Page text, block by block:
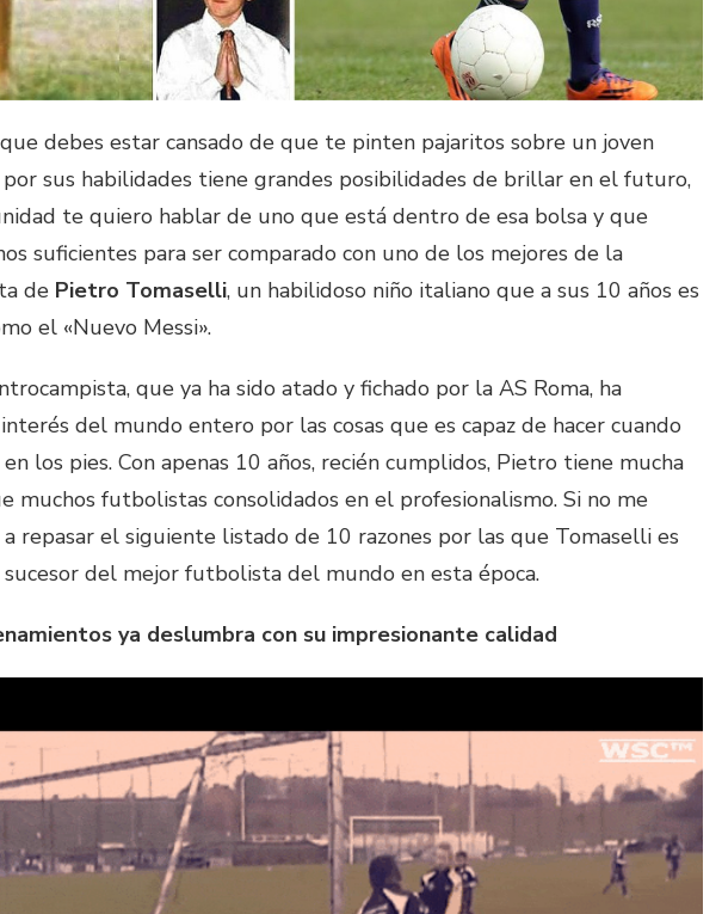
debes estar cansado de que te pinten pajaritos sobre un joven
sus habilidades tiene grandes posibilidades de brillar en el futuro,
te quiero hablar de uno que está dentro de esa bolsa y que
suficientes para ser comparado con uno de los mejores de la
de Pietro Tomaselli, un habilidoso niño italiano que a sus 10 años es
el «Nuevo Messi».
que ya ha sido atado y fichado por la AS Roma, ha
del mundo entero por las cosas que es capaz de hacer cuando
los pies. Con apenas 10 años, recién cumplidos, Pietro tiene mucha
muchos futbolistas consolidados en el profesionalismo. Si no me
repasar el siguiente listado de 10 razones por las que Tomaselli es
del mejor futbolista del mundo en esta época.
ya deslumbra con su impresionante calidad